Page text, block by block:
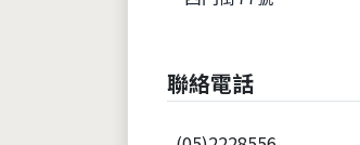
聯絡電話